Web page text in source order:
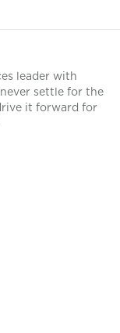
leader with
settle for the
it forward for